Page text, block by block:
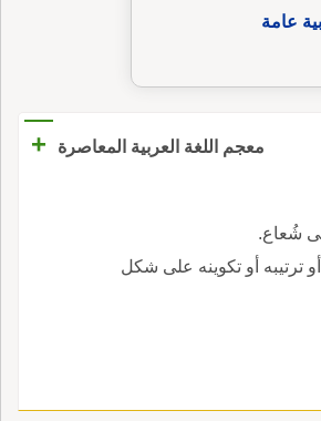
عامة
معجم اللغة العربية المعاصرة
+
شُعاع.
ترتيبه أو تكوينه على شكل